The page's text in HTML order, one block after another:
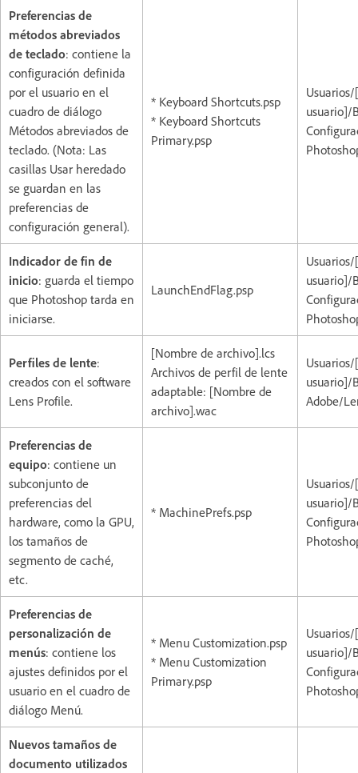
Preferencias de
métodos abreviados
de teclado: contiene la
configuración definida
por el usuario en el
cuadro de diálogo
Métodos abreviados de
teclado. (Nota: Las
casillas Usar heredado
se guardan en las
preferencias de
configuración general).
* Keyboard Shortcuts.psp
* Keyboard Shortcuts
Primary.psp
usuario]/
Indicador de fin de
inicio: guarda el tiempo
que Photoshop tarda en
iniciarse.
LaunchEndFlag.psp
usuario]/
Perfiles de lente:
creados con el software
Lens Profile.
[Nombre de archivo].lcs
Archivos de perfil de lente
adaptable: [Nombre de
archivo].wac
usuario]/
Adobe/
Preferencias de
equipo: contiene un
subconjunto de
preferencias del
hardware, como la GPU,
los tamaños de
segmento de caché,
etc.
* MachinePrefs.psp
usuario]/
Preferencias de
personalización de
menús: contiene los
ajustes definidos por el
usuario en el cuadro de
diálogo Menú.
* Menu Customization.psp
* Menu Customization
Primary.psp
usuario]/
Nuevos tamaños de
documento utilizados